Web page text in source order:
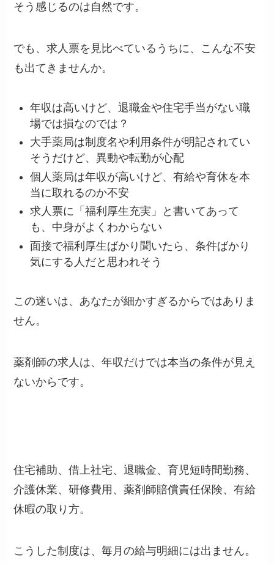
そう感じるのは自然です。
でも、求人票を見比べているうちに、こんな不安
も出てきませんか。
年収は高いけど、退職金や住宅手当がない職
場では損なのでは？
大手薬局は制度名や利用条件が明記されてい
そうだけど、異動や転勤が心配
個人薬局は年収が高いけど、有給や育休を本
当に取れるのか不安
求人票に「福利厚生充実」と書いてあって
も、中身がよくわからない
面接で福利厚生ばかり聞いたら、条件ばかり
気にする人だと思われそう
この迷いは、あなたが細かすぎるからではありま
せん。
薬剤師の求人は、年収だけでは本当の条件が見え
ないからです。
住宅補助、借上社宅、退職金、育児短時間勤務、
介護休業、研修費用、薬剤師賠償責任保険、有給
休暇の取り方。
こうした制度は、毎月の給与明細には出ません。